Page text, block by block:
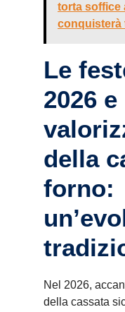
torta soffice
conquisterà
Le
2026 e
della
forno:
Nel 2026,
della cassata